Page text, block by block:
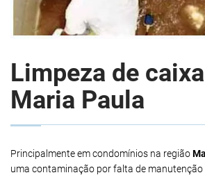
Limpeza de
Maria Paula
Principalmente em condomínios na região
uma contaminação por falta de manutenção